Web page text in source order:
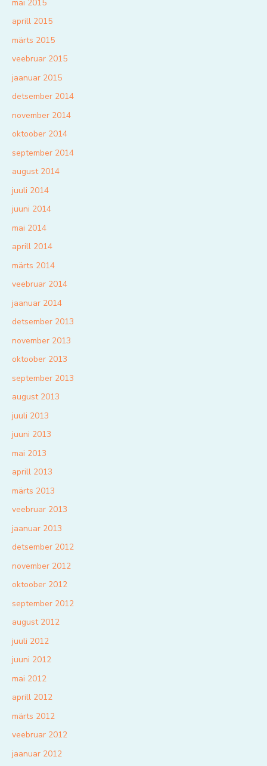
mai 2015
aprill 2015
märts 2015
veebruar 2015
jaanuar 2015
detsember 2014
november 2014
oktoober 2014
september 2014
august 2014
juuli 2014
juuni 2014
mai 2014
aprill 2014
märts 2014
veebruar 2014
jaanuar 2014
detsember 2013
november 2013
oktoober 2013
september 2013
august 2013
juuli 2013
juuni 2013
mai 2013
aprill 2013
märts 2013
veebruar 2013
jaanuar 2013
detsember 2012
november 2012
oktoober 2012
september 2012
august 2012
juuli 2012
juuni 2012
mai 2012
aprill 2012
märts 2012
veebruar 2012
jaanuar 2012